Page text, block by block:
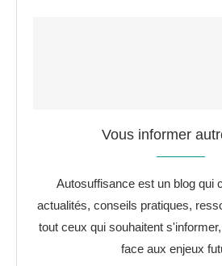
Vous informer
Autosuffisance est un blog qui
actualités, conseils pratiques,
tout ceux qui souhaitent
face aux enjeux